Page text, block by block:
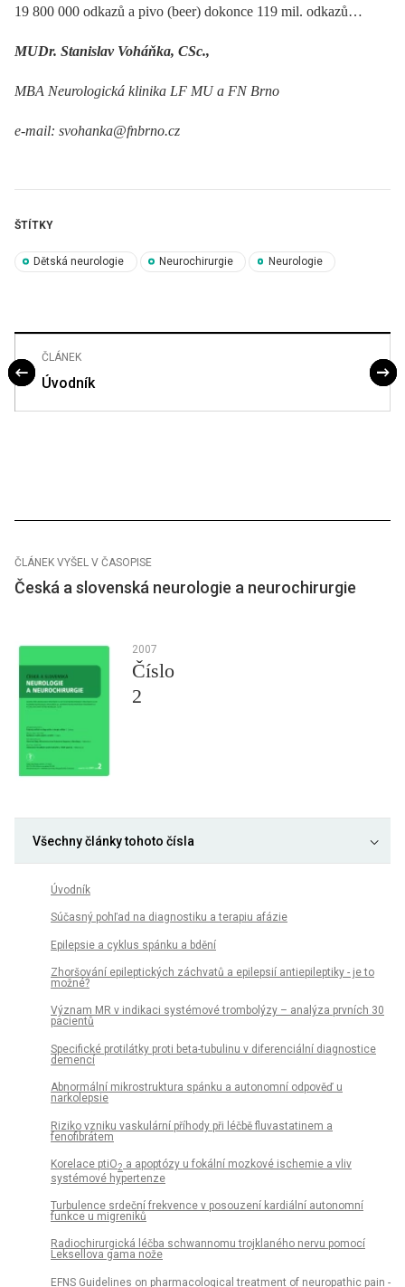
19 800 000 odkazů a pivo (beer) dokonce 119 mil. odkazů…
MUDr. Stanislav Voháňka, CSc.,
MBA Neurologická klinika LF MU a FN Brno
e-mail: svohanka@fnbrno.cz
ŠTÍTKY
Dětská neurologie Neurochirurgie Neurologie
ČLÁNEK
Úvodník
ČLÁNEK VYŠEL V ČASOPISE
Česká a slovenská neurologie a neurochirurgie
2007
Číslo
2
Všechny články tohoto čísla
Úvodník
Súčasný pohľad na diagnostiku a terapiu afázie
Epilepsie a cyklus spánku a bdění
Zhoršování epileptických záchvatů a epilepsií antiepileptiky - je to
možné?
Význam MR v indikaci systémové trombolýzy – analýza prvních 30
pacientů
Specifické protilátky proti beta-tubulinu v diferenciální diagnostice
demencí
Abnormální mikrostruktura spánku a autonomní odpověď u
narkolepsie
Riziko vzniku vaskulární příhody při léčbě fluvastatinem a
fenofibrátem
Korelace ptiO2 a apoptózy u fokální mozkové ischemie a vliv
systémové hypertenze
Turbulence srdeční frekvence v posouzení kardiální autonomní
funkce u migreniků
Radiochirurgická léčba schwannomu trojklaného nervu pomocí
Leksellova gama nože
EFNS Guidelines on pharmacological treatment of neuropathic pain -